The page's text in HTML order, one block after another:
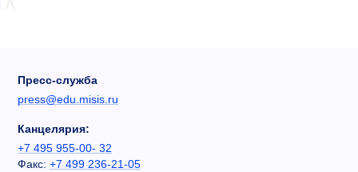
Пресс-служба
press@edu.misis.ru
Канцелярия:
+7 495 955-00- 32
Факс: +7 499 236-21-05